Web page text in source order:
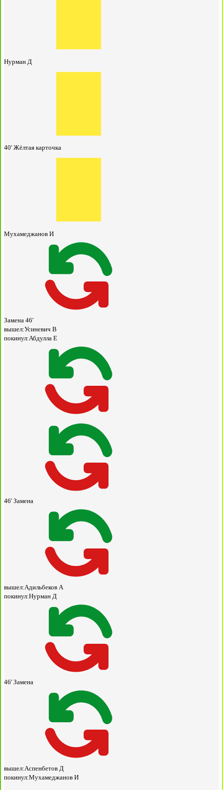
Нурман Д
40' Жёлтая карточка
Мухамеджанов И
Замена 46'
вышел:Усиневич В
покинул:Абдулла Е
46' Замена
вышел:Адильбеков А
покинул:Нурман Д
46' Замена
вышел:Аспенбетов Д
покинул:Мухамеджанов И